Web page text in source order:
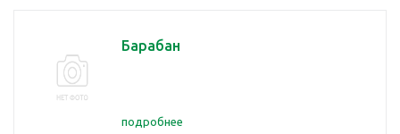
Барабан
подробнее